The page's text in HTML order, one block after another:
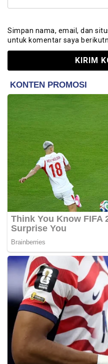
Simpan nama, email, dan
untuk komentar saya